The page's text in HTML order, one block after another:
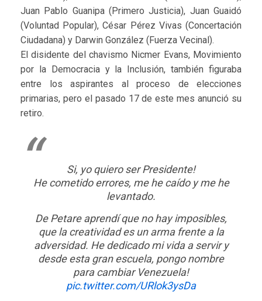
Juan Pablo Guanipa (Primero Justicia), Juan Guaidó
(Voluntad Popular), César Pérez Vivas (Concertación
Ciudadana) y Darwin González (Fuerza Vecinal).
El disidente del chavismo Nicmer Evans, Movimiento
por la Democracia y la Inclusión, también figuraba
entre los aspirantes al proceso de elecciones
primarias, pero el pasado 17 de este mes anunció su
retiro.
Si, yo quiero ser Presidente!
He cometido errores, me he caído y me he
levantado.
De Petare aprendí que no hay imposibles,
que la creatividad es un arma frente a la
adversidad. He dedicado mi vida a servir y
desde esta gran escuela, pongo nombre
para cambiar Venezuela!
pic.twitter.com/URlok3ysDa